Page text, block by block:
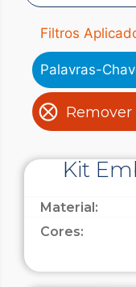
Filtros
Palavras-
Kit
Material:
Cores: